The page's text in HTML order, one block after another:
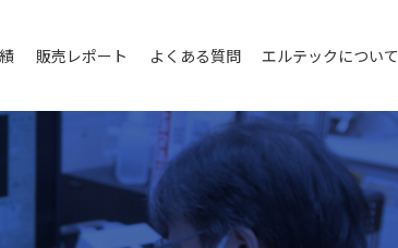
販売レポート よくある質問 エルテックについて